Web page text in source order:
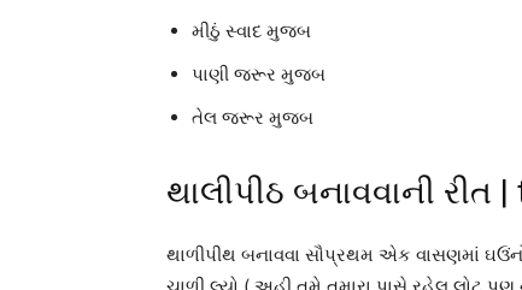
મીઠું સ્વાદ મુજબ
પાણી જરૂર મુજબ
તેલ જરૂર મુજબ
થાલીપીઠ બનાવવાની રીત
થાળીપીથ બનાવવા સૌપ્રથમ એક વાસણમાં